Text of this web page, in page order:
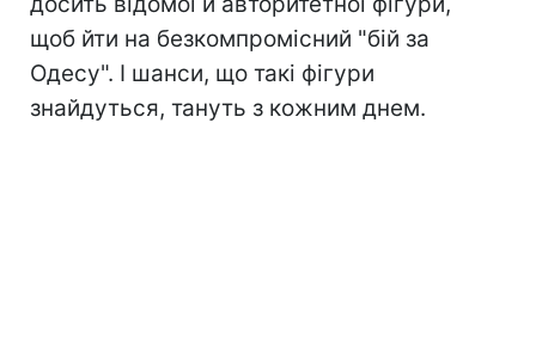
щоб йти на безкомпромісний "бій за
Одесу". І шанси, що такі фігури
знайдуться, тануть з кожним днем.